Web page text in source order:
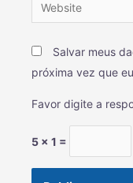
Salvar meus
próxima vez que
Favor digite a
5 × 1 =